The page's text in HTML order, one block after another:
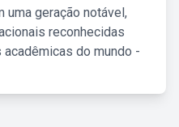
uma geração notável,
reconhecidas
do mundo -